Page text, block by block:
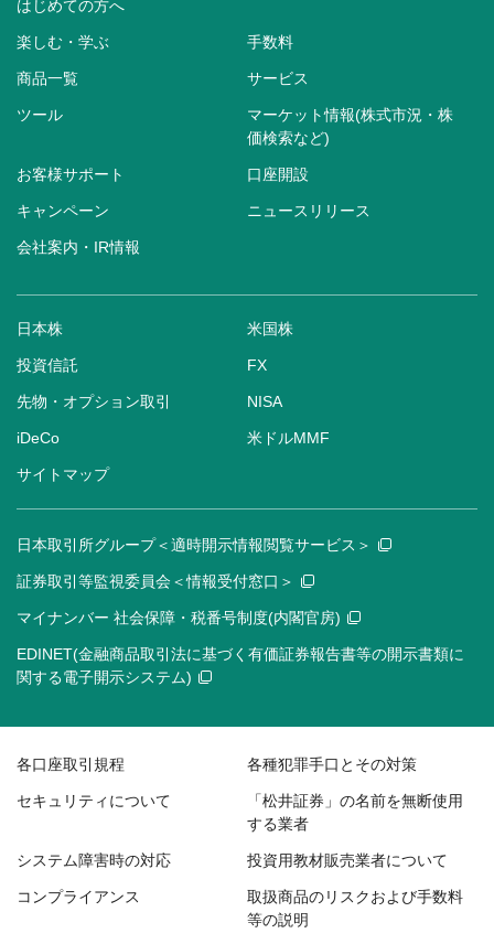
はじめての方へ
楽しむ・学ぶ 手数料
商品一覧 サービス
ツール
マーケット情報(株式市況・株
価検索など)
お客様サポート 口座開設
キャンペーン ニュースリリース
会社案内・IR情報
日本株 米国株
投資信託 FX
先物・オプション取引 NISA
iDeCo 米ドルMMF
サイトマップ
日本取引所グループ＜適時開示情報閲覧サービス＞
証券取引等監視委員会＜情報受付窓口＞
マイナンバー 社会保障・税番号制度(内閣官房)
EDINET(金融商品取引法に基づく有価証券報告書等の開示書類に
関する電子開示システム)
各口座取引規程 各種犯罪手口とその対策
セキュリティについて
「松井証券」の名前を無断使用
する業者
システム障害時の対応 投資用教材販売業者について
コンプライアンス
取扱商品のリスクおよび手数料
等の説明